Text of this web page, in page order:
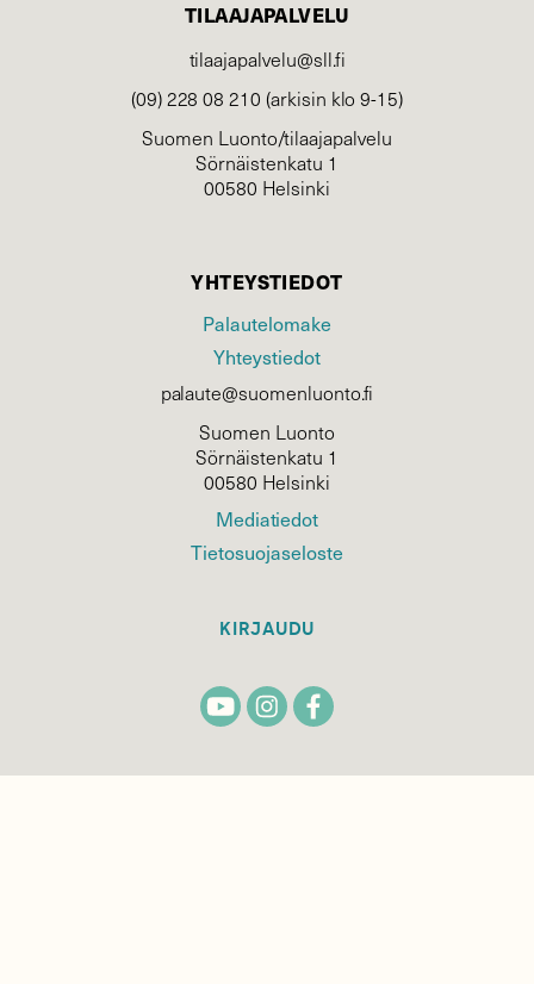
TILAAJAPALVELU
tilaajapalvelu@sll.fi
(09) 228 08 210 (arkisin klo 9-15)
Suomen Luonto/tilaajapalvelu
Sörnäistenkatu 1
00580 Helsinki
YHTEYSTIEDOT
Palautelomake
Yhteystiedot
palaute@suomenluonto.fi
Suomen Luonto
Sörnäistenkatu 1
00580 Helsinki
Mediatiedot
Tietosuojaseloste
KIRJAUDU